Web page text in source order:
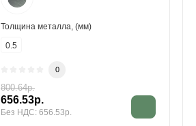
Толщина металла, (мм)
0.5
0
800.64р.
656.53р.
Без НДС: 656.53р.